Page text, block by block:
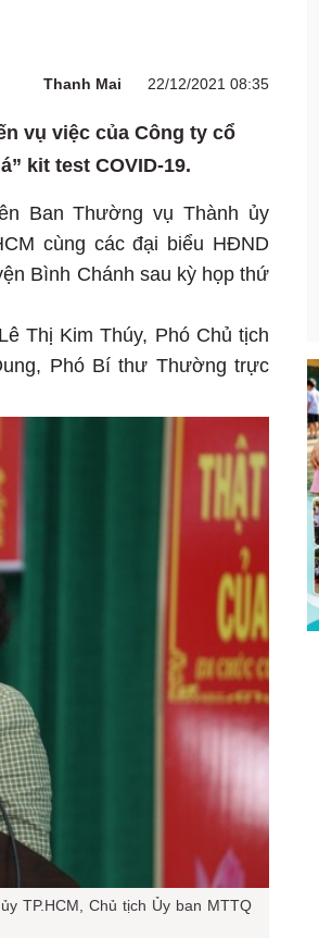
Thanh Mai 22/12/2021 08:35
vụ việc của Công ty cổ
kit test COVID-19.
Ban Thường vụ Thành ủy
cùng các đại biểu HĐND
Bình Chánh sau kỳ họp thứ
Thị Kim Thúy, Phó Chủ tịch
Phó Bí thư Thường trực
TP.HCM, Chủ tịch Ủy ban MTTQ